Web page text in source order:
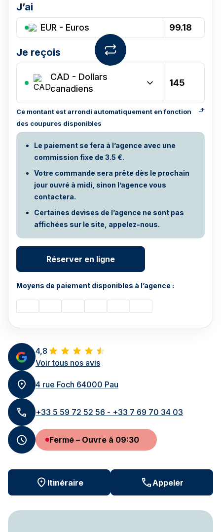
4,8
Voir tous nos avis
4 rue Foch 64000 Pau
+33 5 59 72 52 56 - +33 7 69 70 34 03
Fermé – Ouvre à 09:30
Itinéraire Appeler
J’ai
EUR - Euros
Je reçois
CAD - Dollars
canadiens
Ce montant est arrondi automatiquement en fonction
des coupures disponibles
Le paiement se fera à l’agence avec une
commission fixe de 3.5 €.
Votre commande sera prête dès le prochain
jour ouvré à midi, sinon l’agence vous
contactera.
Certaines devises de l’agence ne sont pas
affichées sur le site, appelez-nous.
Réserver en ligne
Moyens de paiement disponibles à l’agence :